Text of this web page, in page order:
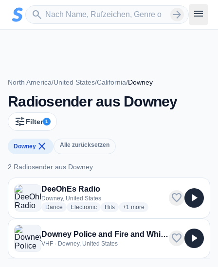
Zum Hauptinhalt springen
search
Sender suchen arrow_forward menu
North America/United States/California/Downey
Radiosender aus Downey
tune Filter 1
Downey close Alle zurücksetzen
2 Radiosender aus Downey
2 Radiosender aus Downey
DeeOhEs Radio
Downey, United States
Dance radio stations
Electronicradio stations
Hitsradio stations
+1 more genres for DeeOhEs Radio
more
favorite play_arrow
Downey Police and Fire and Whittier Police
VHF · Downey, United States favorite play_arrow